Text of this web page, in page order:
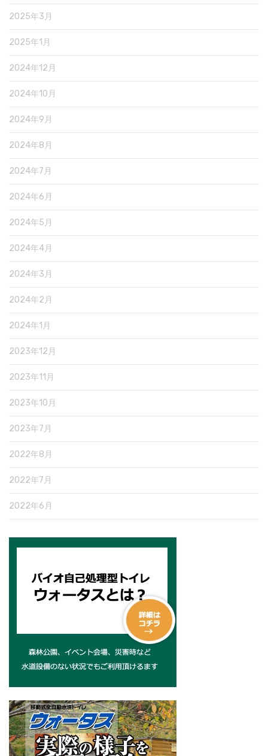
2025年3月
2025年1月
2024年12月
2024年10月
2024年9月
2024年8月
2024年7月
2024年6月
2024年5月
2024年4月
2024年3月
2024年2月
2024年1月
2023年12月
2023年11月
2023年10月
2023年7月
2022年8月
2022年7月
2022年6月